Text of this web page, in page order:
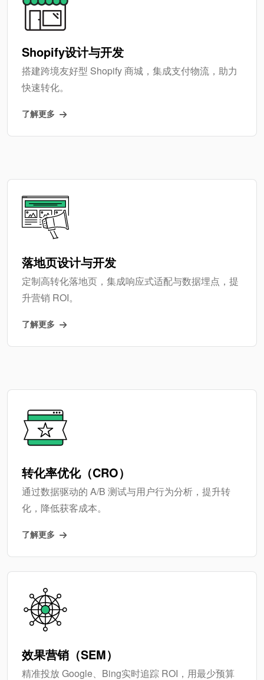
Shopify设计与开发
搭建跨境友好型 Shopify 商城，集成支付物流，助力
快速转化。
了解更多
落地页设计与开发
定制高转化落地页，集成响应式适配与数据埋点，提
升营销 ROI。
了解更多
转化率优化（CRO）
通过数据驱动的 A/B 测试与用户行为分析，提升转
化，降低获客成本。
了解更多
效果营销（SEM）
精准投放 Google、Bing实时追踪 ROI，用最少预算